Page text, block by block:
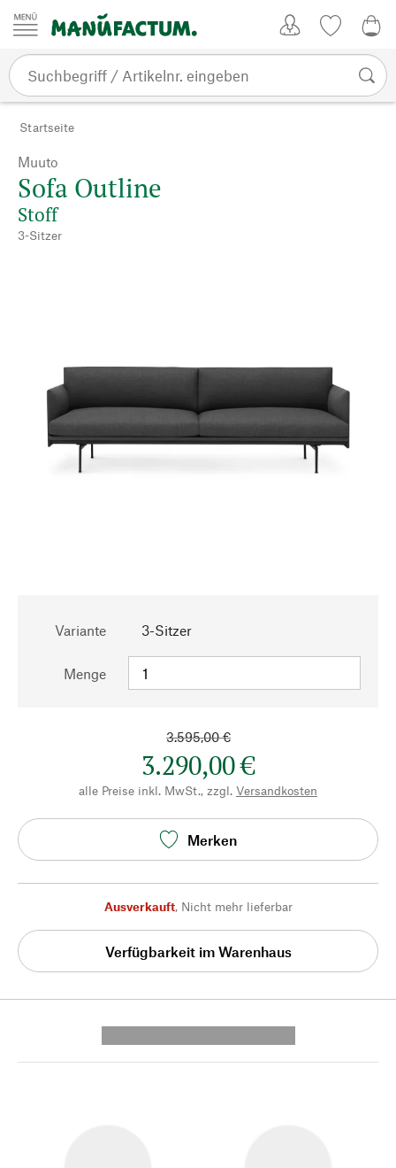
Zum Inhalt springen
Startseite
Muuto
Sofa Outline
Stoff
3-Sitzer
Variante 3-Sitzer
Menge
3.595,00 €
3.290,00 €
alle Preise inkl. MwSt., zzgl. Versandkosten
Merken
Ausverkauft, Nicht mehr lieferbar
Verfügbarkeit im Warenhaus